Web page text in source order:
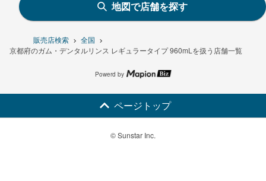
販売店検索
全国
京都府のガム・デンタルリンス レギュラータイプ 960mLを扱う店舗一覧
地図で店舗を探す
Powerd by
ページトップ
© Sunstar Inc.